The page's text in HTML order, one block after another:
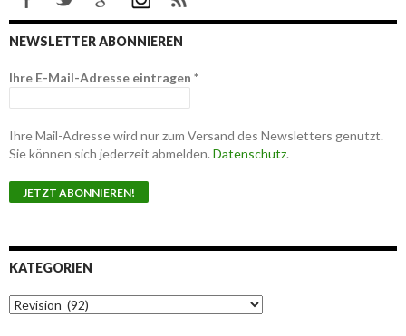
NEWSLETTER ABONNIEREN
Ihre E-Mail-Adresse eintragen *
Ihre Mail-Adresse wird nur zum Versand des Newsletters genutzt.
Sie können sich jederzeit abmelden. Datenschutz.
KATEGORIEN
K
a